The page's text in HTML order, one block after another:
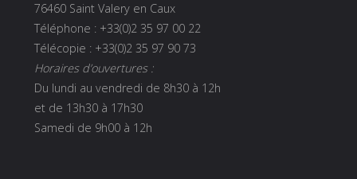
76460 Saint Valery en Caux
Téléphone : +33(0)2 35 97 00 22
Télécopie : +33(0)2 35 97 90 73
Horaires d’ouvertures :
Du lundi au vendredi de 8h30 à 12h
et de 13h30 à 17h30
Samedi de 9h00 à 12h